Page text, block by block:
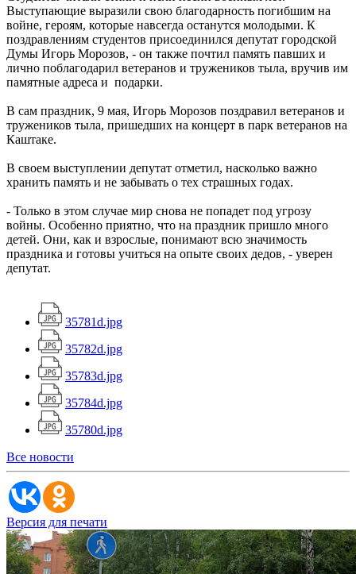
Выступающие выразили свою благодарность погибшим на
войне, героям, которые навсегда останутся молодыми. К
поздравлениям студентов присоединился депутат городской
Думы Игорь Морозов, - он также почтил память павших и
лично поблагодарил ветеранов и тружеников тыла, вручив им
памятные адреса и подарки.
В сам праздник, 9 мая, Игорь Морозов поздравил ветеранов и
тружеников тыла, пришедших на концерт в парк ветеранов на
Каштаке.
В своем выступлении депутат отметил, насколько важно
хранить память и не забывать о тех страшных годах.
- Только в этом случае мир снова не попадет под угрозу
войны. Особенно приятно, что на праздник пришло много
детей. Они, как и взрослые, понимают всю значимость
праздника и готовы учиться на опыте своих дедов, - уверен
депутат.
35781d.jpg
35782d.jpg
35783d.jpg
35784d.jpg
35780d.jpg
Все новости
Версия для печати